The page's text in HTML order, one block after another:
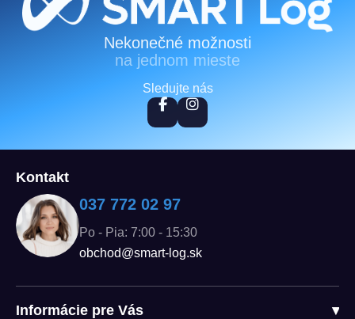
Zápätie
Nekonečné možnosti
na jednom mieste
Sledujte nás
Kontakt
037 772 02 97
Po - Pia: 7:00 - 15:30
obchod@smart-log.sk
Informácie pre Vás ▾